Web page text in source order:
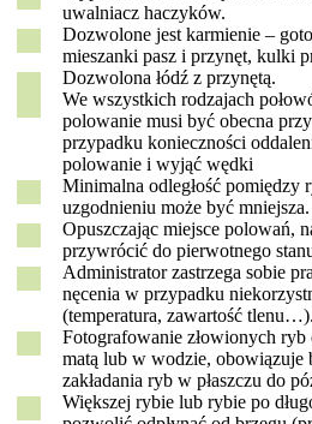
uwalniacz haczyków.
Dozwolone jest karmienie –
mieszanki pasz i przynęt, kulki
Dozwolona łódź z przynętą.
We wszystkich rodzajach
polowanie musi być obecna
przypadku konieczności
polowanie i wyjąć wędki
Minimalna odległość pomiędzy
uzgodnieniu może być mniejsza.
Opuszczając miejsce polowań,
przywrócić do pierwotnego
Administrator zastrzega sobie
nęcenia w przypadku
(temperatura, zawartość tlenu…).
Fotografowanie złowionych ryb
matą lub w wodzie, obowiązuje
zakładania ryb w płaszczu do
Większej rybie lub rybie po